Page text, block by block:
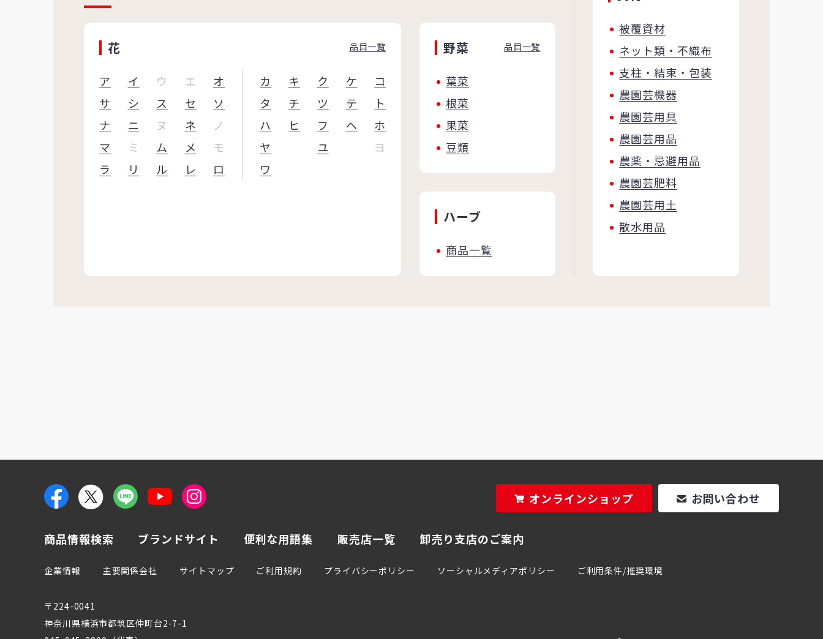
花 品目一覧
ア イ ウ エ オ カ キ ク ケ
コ
サ
シ ス セ ソ タ チ ツ テ
ト
ナ
ニ ヌ ネ ノ ハ ヒ フ ヘ
ホ
マ
ミ ム メ モ ヤ ユ
ヨ
ラ
リ ル レ ロ ワ
野菜 品目一覧
葉菜
根菜
果菜
豆類
ハーブ
商品一覧
被覆資材
ネット類・不織布
支柱・結束・包装
農園芸機器
農園芸用具
農園芸用品
農薬・忌避用品
農園芸肥料
農園芸用土
散水用品
商品情報検索 ブランドサイト 便利な用語集 販売店一覧 卸売り支店のご案内
オンラインショップ お問い合わせ
企業情報 主要関係会社 サイトマップ ご利用規約 プライバシーポリシー ソーシャルメディアポリシー ご利用条件/推奨環境
〒224-0041
神奈川県横浜市都筑区仲町台2-7-1